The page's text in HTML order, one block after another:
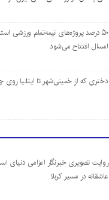
۵۰ درصد پروژه‌های نیمه‌تمام ورزشی
امسال افتتاح می‌شود
دختری که از خمینی‌شهر تا ایتالیا
روایت تصویری خبرنگار اعزامی دنیای
عاشقانه در مسیر کربلا